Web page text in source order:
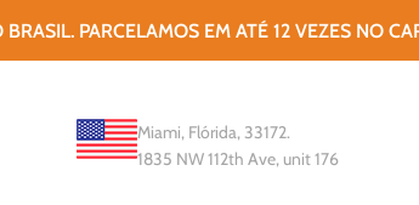
PARCELAMOS EM ATÉ 12 VEZES NO
Miami, Flórida, 33172.
1835 NW 112th Ave, unit 176